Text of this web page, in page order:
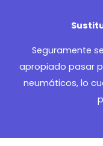
Seguramente
apropiado pasar
neumáticos, lo